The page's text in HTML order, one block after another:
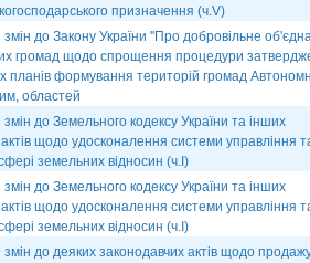
призначення (ч.V)
до Закону України ''Про добровільне
громад щодо спрощення процедури
планів формування територій громад
областей
до Земельного кодексу України та інших
щодо удосконалення системи управління
земельних відносин (ч.І)
до Земельного кодексу України та інших
щодо удосконалення системи управління
земельних відносин (ч.І)
до деяких законодавчих актів щодо